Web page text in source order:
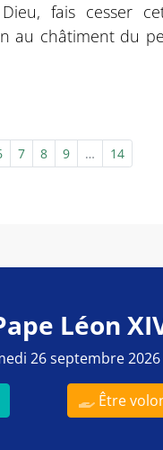
fais cesser
au châtiment du
7 8 9 … 14
Léon
26 septembre 2026
Être